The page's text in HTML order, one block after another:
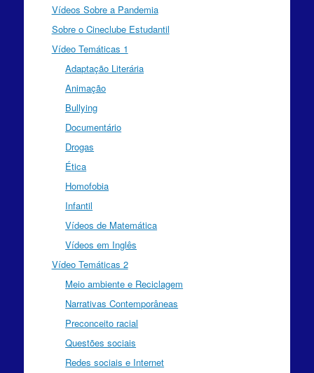
Vídeos Sobre a Pandemia
Sobre o Cineclube Estudantil
Vídeo Temáticas 1
Adaptação Literária
Animação
Bullying
Documentário
Drogas
Ética
Homofobia
Infantil
Vídeos de Matemática
Vídeos em Inglês
Vídeo Temáticas 2
Meio ambiente e Reciclagem
Narrativas Contemporâneas
Preconceito racial
Questões sociais
Redes sociais e Internet